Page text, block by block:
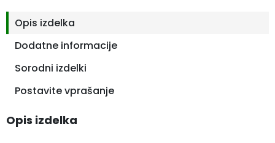
Opis izdelka
Dodatne informacije
Sorodni izdelki
Postavite vprašanje
Opis izdelka